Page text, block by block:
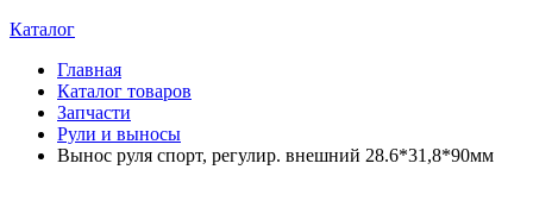
Каталог
Главная
Каталог товаров
Запчасти
Рули и выносы
Вынос руля спорт, регулир. внешний 28.6*31,8*90мм